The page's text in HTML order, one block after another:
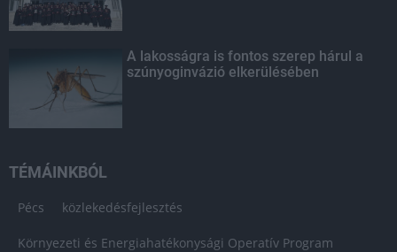
A lakosságra is fontos szerep hárul a
szúnyoginvázió elkerülésében
TÉMÁINKBÓL
Pécs közlekedésfejlesztés
Környezeti és Energiahatékonysági Operatív Program